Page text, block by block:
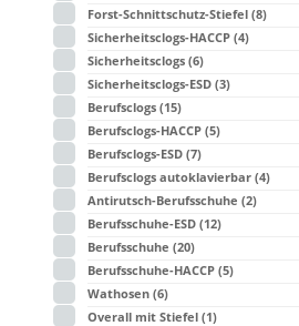
Forst-Schnittschutz-Stiefel (8)
Sicherheitsclogs-HACCP (4)
Sicherheitsclogs (6)
Sicherheitsclogs-ESD (3)
Berufsclogs (15)
Berufsclogs-HACCP (5)
Berufsclogs-ESD (7)
Berufsclogs autoklavierbar (4)
Antirutsch-Berufsschuhe (2)
Berufsschuhe-ESD (12)
Berufsschuhe (20)
Berufsschuhe-HACCP (5)
Wathosen (6)
Overall mit Stiefel (1)